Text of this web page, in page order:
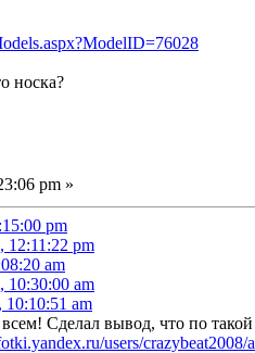
носка?
pm »
pm
12:11:22 pm
am
10:30:00 am
am
Сделал вывод, что по
users/crazybeat2008/